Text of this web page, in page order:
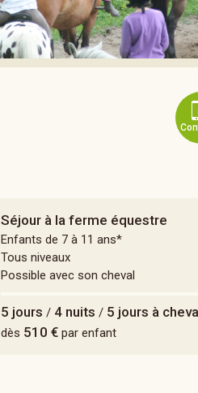
Séjour à la ferme équestre
Enfants de 7 à 11 ans*
Tous niveaux
Possible avec son cheval
5 jours / 4 nuits / 5 jours à
dès 510 €par enfant